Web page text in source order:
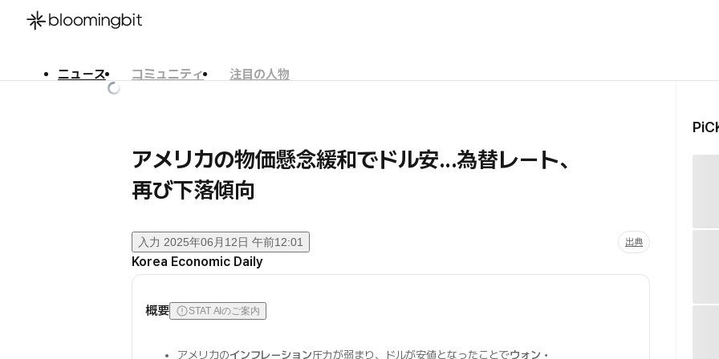
ニュース コミュニティ
注目の人物
アメリカの物価懸念緩和でドル安...為替レート、
再び下落傾向
入力 2025年06月12日 午前12:01 出典
Korea Economic Daily
概要 STAT AIのご案内
アメリカのインフレーション圧力が弱まり、ドルが安値となったことでウォン・